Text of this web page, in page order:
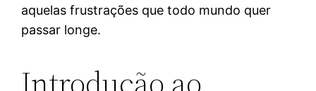
aquelas frustrações que todo mundo quer
passar longe.